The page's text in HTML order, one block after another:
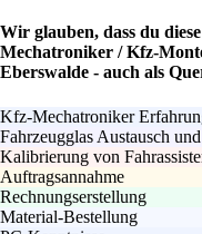
Wir glauben, dass du
Mechatroniker / Kfz-
Eberswalde - auch als
Kfz-Mechatroniker
Fahrzeugglas Austausch
Kalibrierung von
Auftragsannahme
Rechnungserstellung
Material-Bestellung